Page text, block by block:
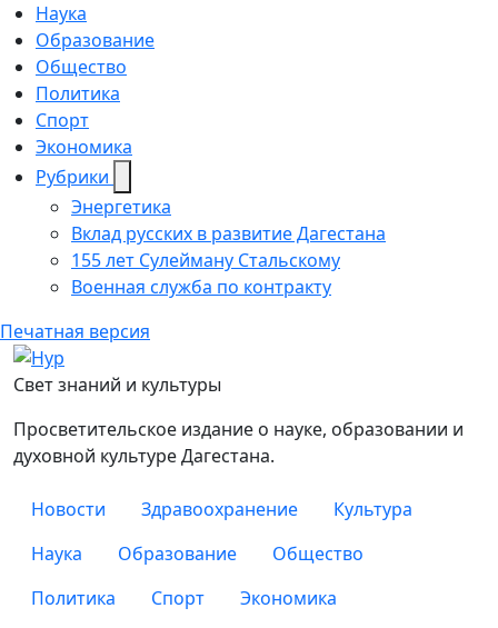
Наука
Образование
Общество
Политика
Спорт
Экономика
Рубрики
Энергетика
Вклад русских в развитие Дагестана
155 лет Сулейману Стальскому
Военная служба по контракту
Печатная версия
Нур
Свет знаний и культуры
Просветительское издание о науке, образовании и
духовной культуре Дагестана.
Новости Здравоохранение
Культура
Наука
Образование
Общество
Политика
Спорт
Экономика